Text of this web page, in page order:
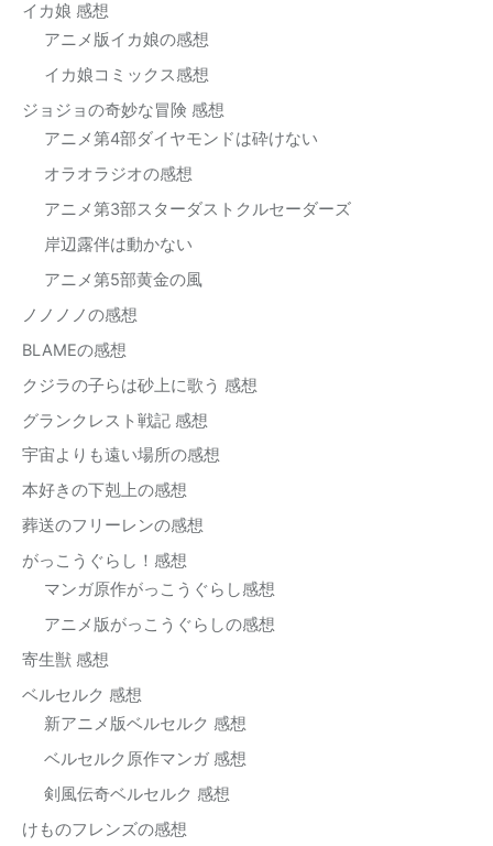
イカ娘 感想
アニメ版イカ娘の感想
イカ娘コミックス感想
ジョジョの奇妙な冒険 感想
アニメ第4部ダイヤモンドは砕けない
オラオラジオの感想
アニメ第3部スターダストクルセーダーズ
岸辺露伴は動かない
アニメ第5部黄金の風
ノノノノの感想
BLAMEの感想
クジラの子らは砂上に歌う 感想
グランクレスト戦記 感想
宇宙よりも遠い場所の感想
本好きの下剋上の感想
葬送のフリーレンの感想
がっこうぐらし！感想
マンガ原作がっこうぐらし感想
アニメ版がっこうぐらしの感想
寄生獣 感想
ベルセルク 感想
新アニメ版ベルセルク 感想
ベルセルク原作マンガ 感想
剣風伝奇ベルセルク 感想
けものフレンズの感想